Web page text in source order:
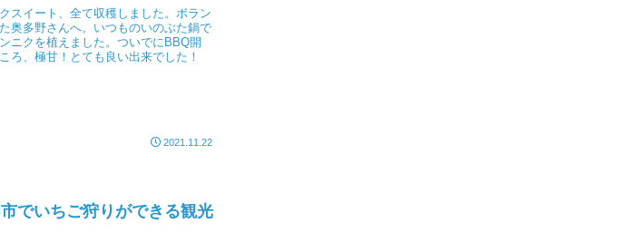
スイート、全て収穫しました。ボラン
奥多野さんへ。いつものいのぶた鍋で
ニクを植えました。ついでにBBQ開
ろ、極甘！とても良い出来でした！
2021.11.22
でいちご狩りができる観光